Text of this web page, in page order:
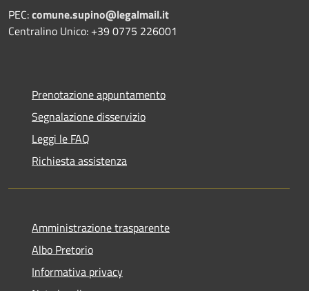
PEC:comune.supino@legalmail.it
Centralino Unico: +39 0775 226001
Prenotazione appuntamento
Segnalazione disservizio
Leggi le FAQ
Richiesta assistenza
Amministrazione trasparente
Albo Pretorio
Informativa privacy